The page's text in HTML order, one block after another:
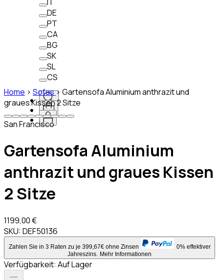
DE
PT
CA
BG
SK
SL
CS
Home > Sofas> Gartensofa Aluminium anthrazit und
graues Kissen 2 Sitze
San Francisco
Gartensofa Aluminium
anthrazit und graues Kissen
2 Sitze
1199,00 €
SKU:DEF50136
Zahlen Sie in 3 Raten zu je 399,67€ ohne Zinsen
0% effektiver
Jahreszins. Mehr Informationen
Verfügbarkeit: Auf Lager